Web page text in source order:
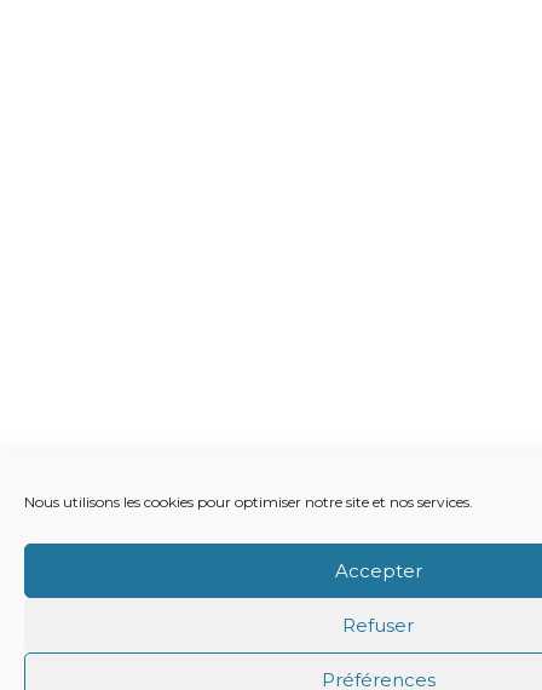
Nous utilisons les cookies pour optimiser notre site et nos services.
Accepter
Refuser
Préférences